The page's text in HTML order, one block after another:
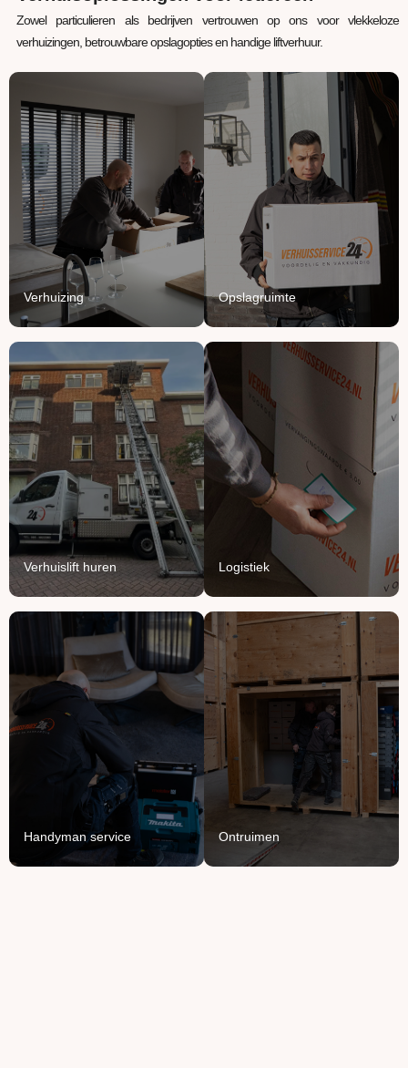
Zowel particulieren als bedrijven vertrouwen op ons voor vlekkeloze
verhuizingen, betrouwbare opslagopties en handige liftverhuur.
Verhuizing
Verhuizing
Uw inboedel van A naar
B verhuizen? Wij regelen
het van A tot Z.
Lees Meer
Opslagruimte
Opslagruimte
Jouw spullen staan bij
ons veilig, verwarmd en
beschermd.
Lees Meer
Verhuislift huren
Verhuislift
huren
Breng je verhuizing naar
grote hoogte met onze
verhuisliften.
Lees Meer
Logistiek
Logistiek
We vullen onze vrachten
aan met jouw meubels en
producten.
Handyman service
Handyman
service
Voor het ophangen,
monteren en demonteren
van je spullen.
Lees Meer
Ontruimen
Ontruimen
Opruimen of ontruimen:
van knusse flat tot groot
bedrijfspand.
Lees Meer